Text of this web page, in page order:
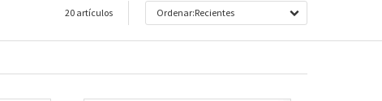
20 artículos Recientes